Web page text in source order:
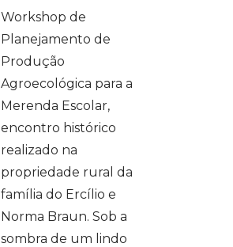
Workshop de
Planejamento de
Produção
Agroecológica para a
Merenda Escolar,
encontro histórico
realizado na
propriedade rural da
família do Ercílio e
Norma Braun. Sob a
sombra de um lindo